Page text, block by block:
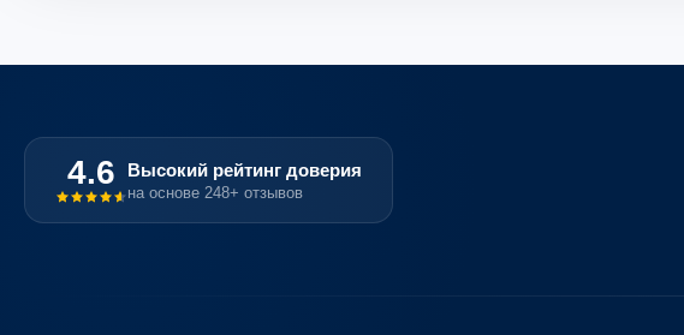
4.6 Высокий рейтинг доверия
на основе 248+ отзывов